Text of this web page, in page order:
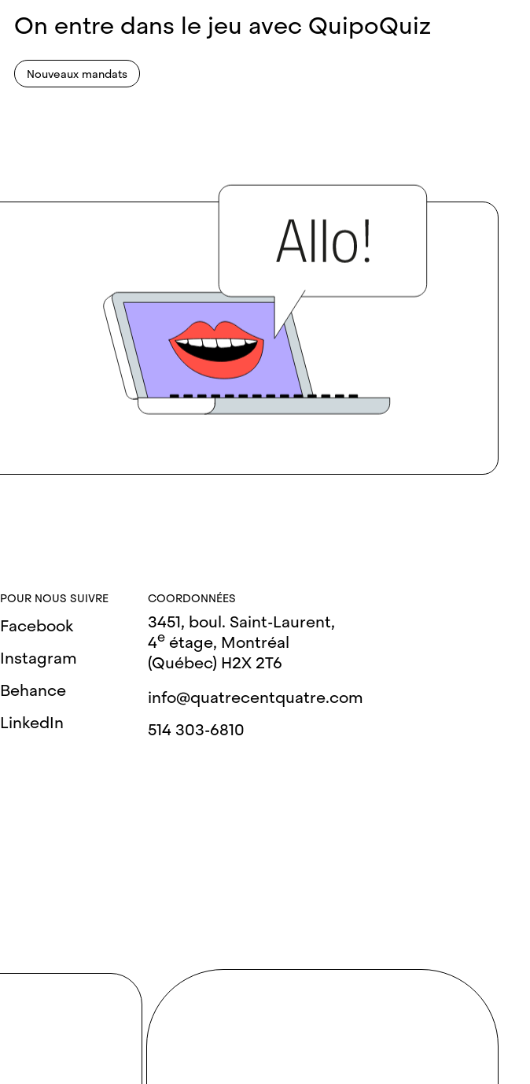
On entre dans le jeu avec QuipoQuiz
Nouveaux mandats
POUR NOUS SUIVRE
Facebook
Instagram
Behance
LinkedIn
COORDONNÉES
3451, boul. Saint-Laurent,
4eétage, Montréal
(Québec) H2X 2T6
info@quatrecentquatre.com
514 303-6810